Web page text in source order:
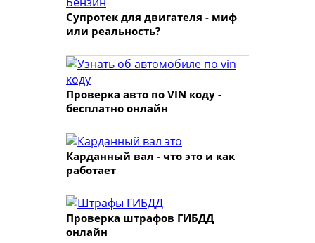
Супротек для двигателя - миф
или реальность?
Проверка авто по VIN коду -
бесплатно онлайн
Карданный вал - что это и как
работает
Проверка штрафов ГИБДД
онлайн